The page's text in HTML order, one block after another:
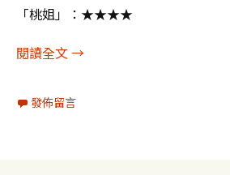
「桃姐」：★★★★
閱讀全文陳樂融影評359：桃姐
→
發佈留言